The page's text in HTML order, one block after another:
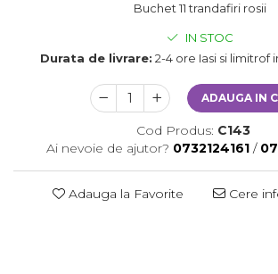
Buchet 11 trandafiri rosii
IN STOC
Durata de livrare: 2-4 ore Iasi si limitrof
ADAUGA IN
Cod Produs: C143
Ai nevoie de ajutor? 0732124161 /
Adauga la Favorite Cere